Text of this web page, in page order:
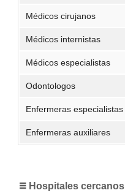
Médicos cirujanos
Médicos internistas
Médicos especialistas
Odontologos
Enfermeras especialistas
Enfermeras auxiliares
Hospitales cercanos